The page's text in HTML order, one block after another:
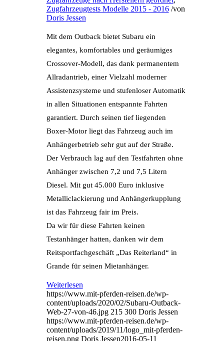
Zugfahrzeugtests Modelle 2015 - 2016 /von
Doris Jessen
Mit dem Outback bietet Subaru ein
elegantes, komfortables und geräumiges
Crossover-Modell, das dank permanentem
Allradantrieb, einer Vielzahl moderner
Assistenzsysteme und stufenloser Automatik
in allen Situationen entspannte Fahrten
garantiert. Durch seinen tief liegenden
Boxer-Motor liegt das Fahrzeug auch im
Anhängerbetrieb sehr gut auf der Straße.
Der Verbrauch lag auf den Testfahrten ohne
Anhänger zwischen 7,2 und 7,5 Litern
Diesel. Mit gut 45.000 Euro inklusive
Metalliclackierung und Anhängerkupplung
ist das Fahrzeug fair im Preis.
Da wir für diese Fahrten keinen
Testanhänger hatten, danken wir dem
Reitsportfachgeschäft „Das Reiterland“ in
Grande für seinen Mietanhänger.
Weiterlesen
https://www.mit-pferden-reisen.de/wp-
content/uploads/2020/02/Subaru-Outback-
Web-27-von-46.jpg 215 300 Doris Jessen
https://www.mit-pferden-reisen.de/wp-
content/uploads/2019/11/logo_mit-pferden-
reisen.png Doris Jessen2016-05-11